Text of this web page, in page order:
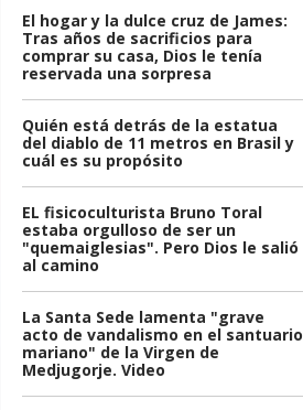
El hogar y la dulce cruz de James:
Tras años de sacrificios para
comprar su casa, Dios le tenía
reservada una sorpresa
Quién está detrás de la estatua
del diablo de 11 metros en Brasil y
cuál es su propósito
EL fisicoculturista Bruno Toral
estaba orgulloso de ser un
"quemaiglesias". Pero Dios le salió
al camino
La Santa Sede lamenta "grave
acto de vandalismo en el santuario
mariano" de la Virgen de
Medjugorje. Video